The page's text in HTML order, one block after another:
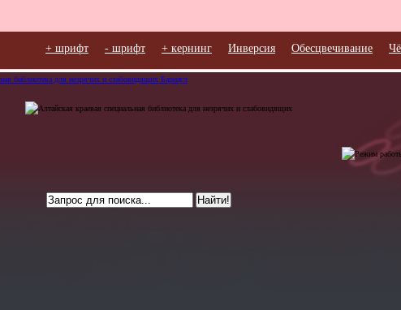
Обесцвечивание
Инверсия
+ кернинг
- шрифт
+ шрифт